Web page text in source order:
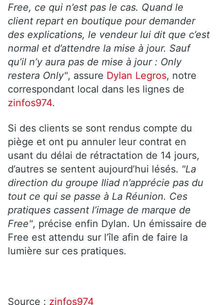
Free, ce qui n’est pas le cas. Quand le
client repart en boutique pour demander
des explications, le vendeur lui dit que c’est
normal et d’attendre la mise à jour. Sauf
qu’il n’y aura pas de mise à jour : Only
restera Only", assure Dylan Legros, notre
correspondant local dans les lignes de
zinfos974.
Si des clients se sont rendus compte du
piège et ont pu annuler leur contrat en
usant du délai de rétractation de 14 jours,
d’autres se sentent aujourd’hui lésés. "La
direction du groupe Iliad n’apprécie pas du
tout ce qui se passe à La Réunion. Ces
pratiques cassent l’image de marque de
Free", précise enfin Dylan. Un émissaire de
Free est attendu sur l’île afin de faire la
lumière sur ces pratiques.
Source : zinfos974